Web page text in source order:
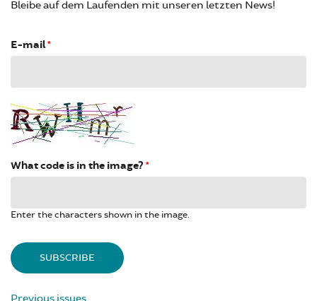
Bleibe auf dem Laufenden mit unseren letzten News!
E-mail*
What code is in the image? *
Enter the characters shown in the image.